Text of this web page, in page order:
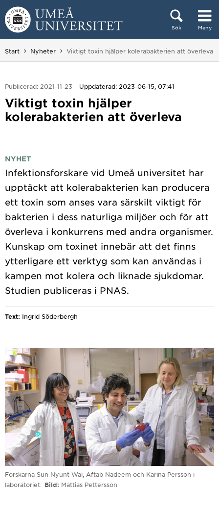
Hoppa direkt till innehållet
Sök Meny
Huvudmenyn dold.
Start Nyheter Du är här:
Viktigt toxin hjälper kolerabakterien att överleva
Publicerad: 2021-11-23 Uppdaterad: 2023-06-15, 07:41
Viktigt toxin hjälper
kolerabakterien att överleva
NYHET
Infektionsforskare vid Umeå universitet har
upptäckt att kolerabakterien kan producera
ett toxin som anses vara särskilt viktigt för
bakterien i dess naturliga miljöer och för att
överleva i konkurrens med andra organismer.
Kunskap om toxinet innebär att det finns
ytterligare ett verktyg som kan användas i
kampen mot kolera och liknade sjukdomar.
Text: Ingrid Söderbergh
Forskarna Sun Nyunt Wai, Aftab Nadeem och Karina Persson i
laboratoriet.
Bild Mattias Pettersson